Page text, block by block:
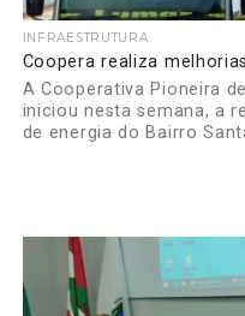
INFRAESTRUTURA
Coopera realiza
A Cooperativa Pioneira
iniciou nesta semana, a
de energia do Bairro